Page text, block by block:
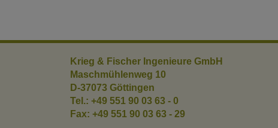
Krieg & Fischer Ingenieure GmbH
Maschmühlenweg 10
D-37073 Göttingen
Tel.: +49 551 90 03 63 - 0
Fax: +49 551 90 03 63 - 29